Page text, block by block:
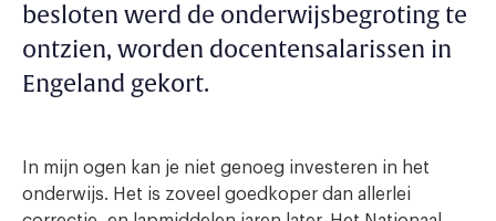
besloten werd de onderwijsbegroting te
ontzien, worden docentensalarissen in
Engeland gekort.
In mijn ogen kan je niet genoeg investeren in het
onderwijs. Het is zoveel goedkoper dan allerlei